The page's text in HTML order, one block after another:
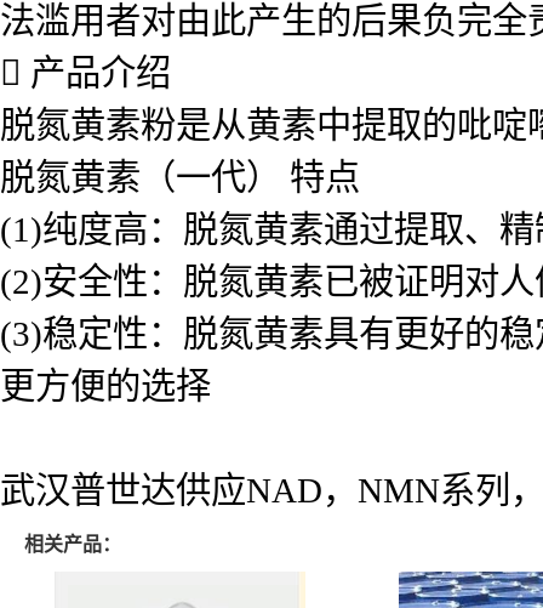
法滥用者对由此产生的后果负完全
 产品介绍
脱氮黄素粉是从黄素中提取的吡
脱氮黄素（一代） 特点
(1)纯度高：脱氮黄素通过提取、
(2)安全性：脱氮黄素已被证明对
(3)稳定性：脱氮黄素具有更好的
更方便的选择
武汉普世达供应NAD，NMN系列
相关产品：